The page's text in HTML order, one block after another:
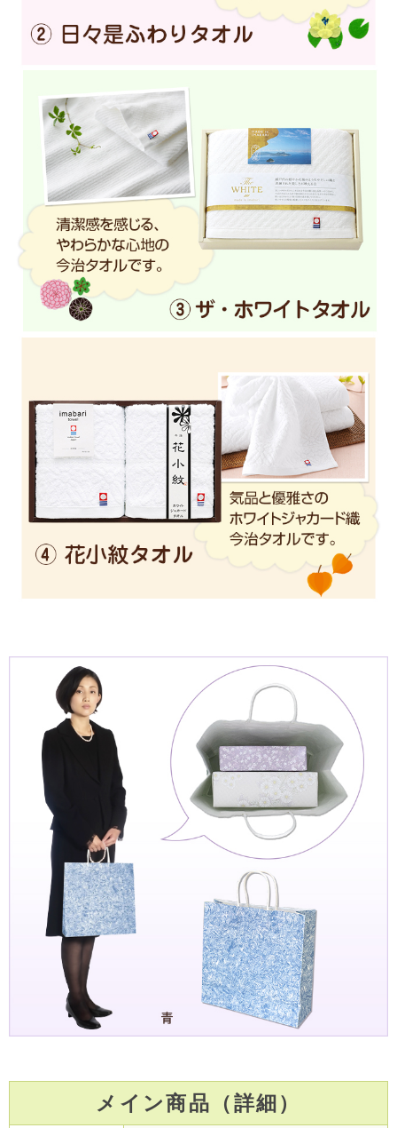
メイン商品（詳細）